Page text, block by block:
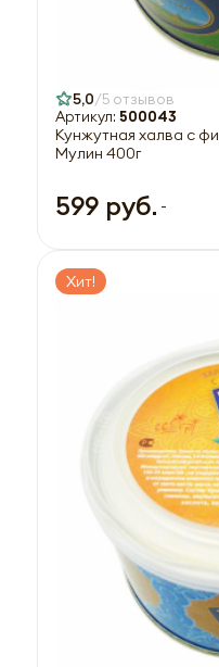
5,0 5 отзывов
Артикул: 500043
Кунжутная халва с
Мулин 400г
599 руб. -
Хит!